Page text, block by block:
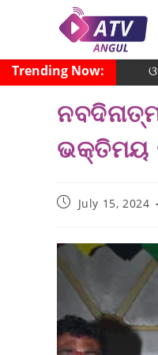
Trending Now:
ଭକ୍ତିମୟ
July 15, 2024